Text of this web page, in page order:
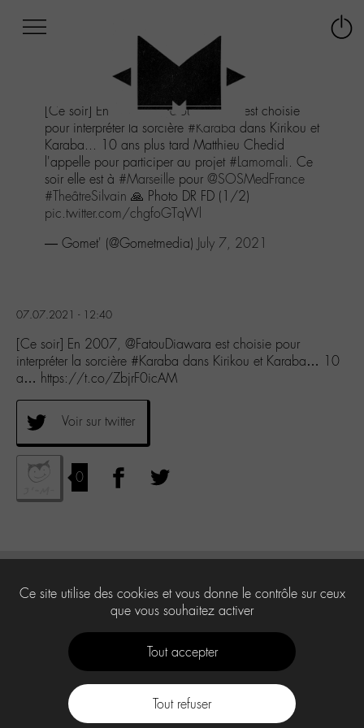
menu
Aller
contenu
Aller
recherche
[Ce soir] En 2007,@FatouDiawara
est choisie
pour interpréter la sorcière #Karaba dans Kirikou et
Karaba... 10 ans plus tard Matthieu Chedid
l'appelle pour participer au projet #Lamomali. Ce
soir elle est à #Marseille pour @SOSMedFrance
#TheâtreSilvain 🙏 Photo DR FD (1/2)
pic.twitter.com/chgfoGTqWl
— Gomet' (@Gometmedia) July 7, 2021
07.07.2021 - 12:40
[Ce soir] En 2007, @FatouDiawara est choisie pour
interpréter la sorcière #Karaba dans Kirikou et Karaba… 10
a… https://t.co/ZbjrF0icAM
Voir sur twitter
0
Ce site utilise des cookies et vous donne le contrôle sur ceux
que vous souhaitez activer
Tout accepter
Tout refuser